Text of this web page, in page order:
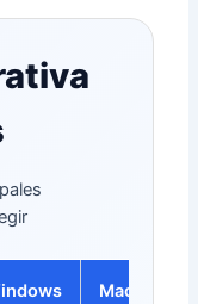
Mac